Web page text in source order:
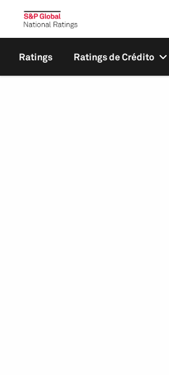
Ratings Ratings de Crédito